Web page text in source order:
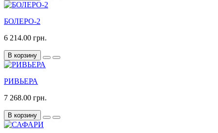
БОЛЕРО-2
6 214.00 грн.
В корзину
РИВЬЕРА
7 268.00 грн.
В корзину